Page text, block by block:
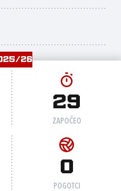
26
29
ZAPOČEO
0
POGOTCI